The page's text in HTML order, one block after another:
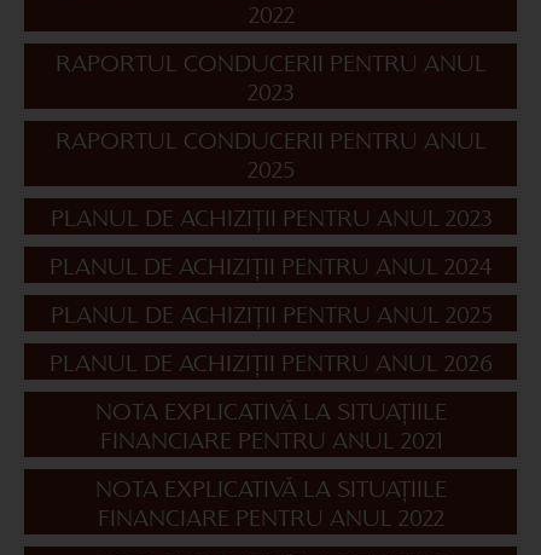
2022
RAPORTUL CONDUCERII PENTRU ANUL
2023
RAPORTUL CONDUCERII PENTRU ANUL
2025
PLANUL DE ACHIZIȚII PENTRU ANUL 2023
PLANUL DE ACHIZIȚII PENTRU ANUL 2024
PLANUL DE ACHIZIȚII PENTRU ANUL 2025
PLANUL DE ACHIZIȚII PENTRU ANUL 2026
NOTA EXPLICATIVĂ LA SITUAȚIILE
FINANCIARE PENTRU ANUL 2021
NOTA EXPLICATIVĂ LA SITUAȚIILE
FINANCIARE PENTRU ANUL 2022